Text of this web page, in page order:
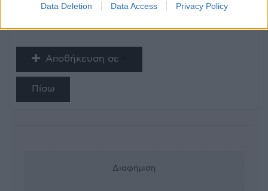
Data Deletion Data Access Privacy Policy
Αποθήκευση σε
Πίσω
Διαφήμιση